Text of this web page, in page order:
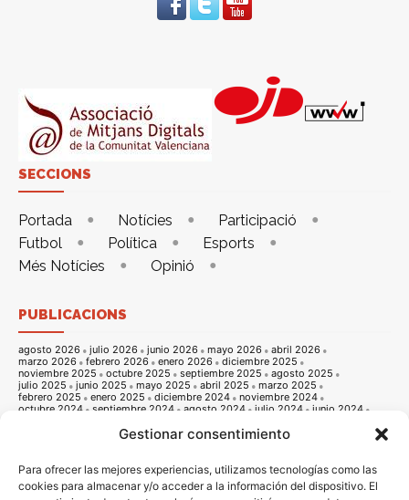
Gestionar consentimiento
Para ofrecer las mejores experiencias, utilizamos tecnologías como las
cookies para almacenar y/o acceder a la información del dispositivo. El
SECCIONS
Portada Notícies
Participació
Futbol
Política
Esports
Més Notícies
Opinió
PUBLICACIONS
agosto 2026 julio 2026 junio 2026 mayo 2026
abril 2026
marzo 2026
febrero 2026 enero 2026
diciembre 2025
noviembre 2025
octubre 2025 septiembre 2025
agosto 2025
julio 2025
junio 2025 mayo 2025 abril 2025
marzo 2025
febrero 2025
enero 2025 diciembre 2024
noviembre 2024
octubre 2024
septiembre 2024 agosto 2024 julio 2024
junio 2024
noviembre 2023 octubre 2023
septiembre 2023
noviembre 2022
octubre 2022 septiembre 2022
agosto 2022
julio 2022
junio 2022 mayo 2022 abril 2022
marzo 2022
febrero 2022
enero 2022 diciembre 2021
noviembre 2021